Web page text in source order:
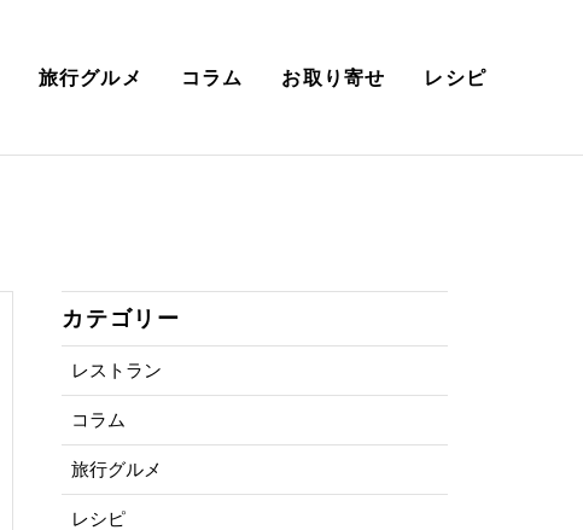
旅行グルメ コラム お取り寄せ レシピ
カテゴリー
レストラン
コラム
旅行グルメ
レシピ